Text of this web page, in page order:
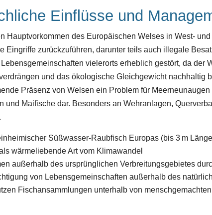
Einflüsse und
Hauptvorkommen des Europäischen Welses in West-
Eingriffe zurückzuführen, darunter teils auch illegale
vielerorts erheblich gestört, da der
und das ökologische Gleichgewicht nachhaltig
Präsenz von Welsen ein Problem für
und Maifische dar. Besonders an Wehranlagen,
Süßwasser-Raubfisch Europas (bis 3 m
wärmeliebende Art vom Klimawandel
außerhalb des ursprünglichen Verbreitungsgebietes
von Lebensgemeinschaften außerhalb des
Fischansammlungen unterhalb von